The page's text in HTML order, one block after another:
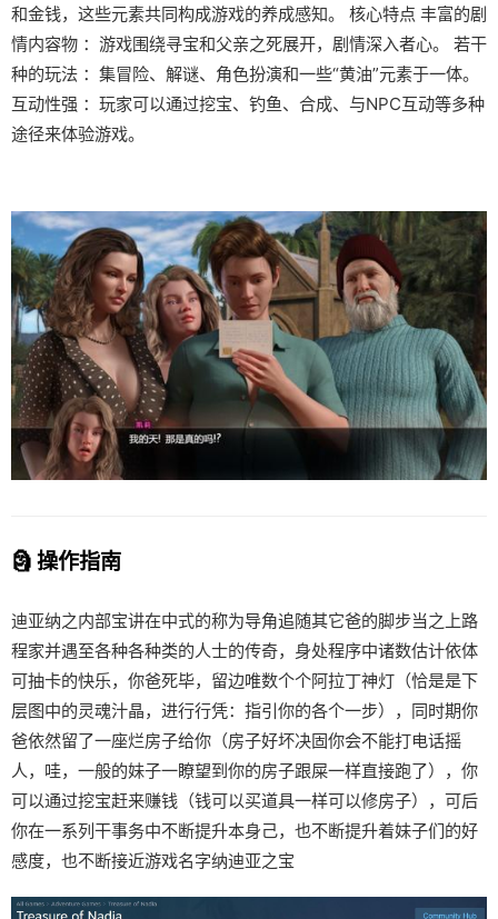
和金钱，这些元素共同构成游戏的养成感知。 核心特点 丰富的剧
情内容物 ：游戏围绕寻宝和父亲之死展开，剧情深入者心。 若干
种的玩法 ：集冒险、解谜、角色扮演和一些“黄油”元素于一体。
互动性强 ：玩家可以通过挖宝、钓鱼、合成、与NPC互动等多种
途径来体验游戏。
🗿 操作指南
迪亚纳之内部宝讲在中式的称为导角追随其它爸的脚步当之上路
程家并遇至各种各种类的人士的传奇，身处程序中诸数估计依体
可抽卡的快乐，你爸死毕，留边唯数个个阿拉丁神灯（恰是是下
层图中的灵魂汁晶，进行行凭：指引你的各个一步），同时期你
爸依然留了一座烂房子给你（房子好坏决固你会不能打电话摇
人，哇，一般的妹子一瞭望到你的房子跟屎一样直接跑了），你
可以通过挖宝赶来赚钱（钱可以买道具一样可以修房子），可后
你在一系列干事务中不断提升本身己，也不断提升着妹子们的好
感度，也不断接近游戏名字纳迪亚之宝